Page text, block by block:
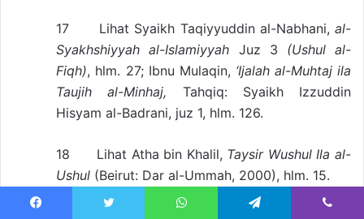
17 Lihat Syaikh Taqiyyuddin al-Nabhani, al-
Syakhshiyyah al-Islamiyyah Juz 3 (Ushul al-
Fiqh), hlm. 27; Ibnu Mulaqin, ‘Ijalah al-Muhtaj ila
Taujih al-Minhaj, Tahqiq: Syaikh Izzuddin
Hisyam al-Badrani, juz 1, hlm. 126.
18 Lihat Atha bin Khalil, Taysir Wushul Ila al-
Ushul (Beirut: Dar al-Ummah, 2000), hlm. 15.